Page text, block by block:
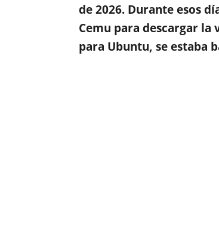
de 2026. Durante esos
Cemu para descargar la
para Ubuntu, se estaba